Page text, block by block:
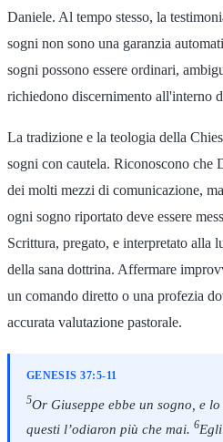
Daniele. Al tempo stesso, la
sogni non sono una garanzia
sogni possono essere ordinari,
richiedono discernimento all'interno
La tradizione e la teologia della
sogni con cautela. Riconoscono che
dei molti mezzi di comunicazione,
ogni sogno riportato deve essere
Scrittura, pregato, e interpretato alla
della sana dottrina. Affermare
un comando diretto o una profezia
accurata valutazione pastorale.
GENESIS 37:5-11
5Or Giuseppe ebbe un sogno, e
questi l’odiaron più che mai. 6